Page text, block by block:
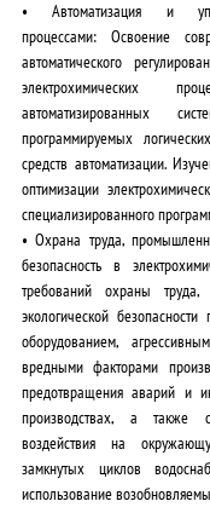
•Автоматизация и
процессами: Освоение
автоматического
электрохимических
автоматизированных
программируемых
средств автоматизации.
оптимизации
специализированного
•Охрана труда,
безопасность в
требований охраны
экологической
оборудованием,
вредными факторами
предотвращения аварий и
производствах, а также
воздействия на
замкнутых циклов
использование